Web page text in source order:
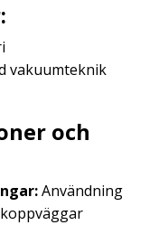
vakuumteknik
och
Användning